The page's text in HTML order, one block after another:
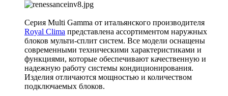
Серия Multi Gamma от итальянского производителя
Royal Clima представлена ассортиментом наружных
блоков мульти-сплит систем. Все модели оснащены
современными техническими характеристиками и
функциями, которые обеспечивают качественную и
надежную работу системы кондиционирования.
Изделия отличаются мощностью и количеством
подключаемых блоков.